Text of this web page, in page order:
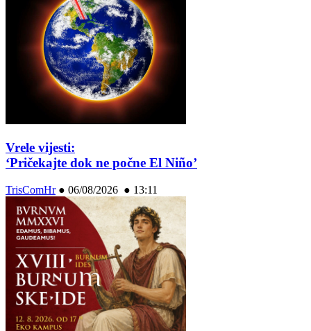
Vrele vijesti:
‘Pričekajte dok ne počne El Niño’
TrisComHr● 06/08/2026 ● 13:11